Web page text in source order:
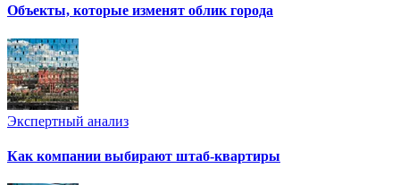
Объекты, которые изменят облик города
Экспертный анализ
Как компании выбирают штаб-квартиры